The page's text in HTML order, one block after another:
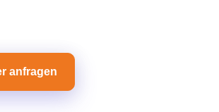
anfragen